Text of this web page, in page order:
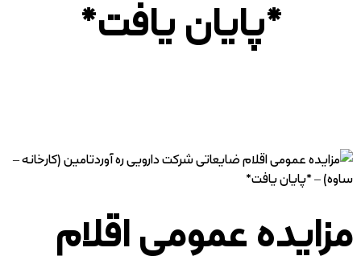
*پایان یافت*
مزایده عمومی اقلام